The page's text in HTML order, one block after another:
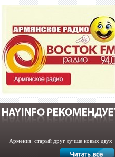
Армения: старый друг лучше новых двух